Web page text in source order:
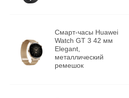
Смарт-часы Huawei
Watch GT 3 42 мм
Elegant,
металлический
ремешок